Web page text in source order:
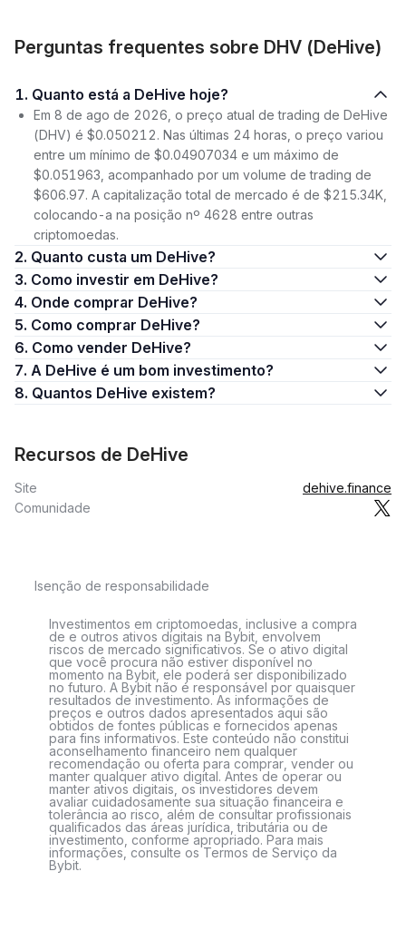
Perguntas frequentes sobre DHV (DeHive)
1. Quanto está a DeHive hoje?
Em 8 de ago de 2026, o preço atual de trading de DeHive
(DHV) é $0.050212. Nas últimas 24 horas, o preço variou
entre um mínimo de $0.04907034 e um máximo de
$0.051963, acompanhado por um volume de trading de
$606.97. A capitalização total de mercado é de $215.34K,
colocando-a na posição nº 4628 entre outras
criptomoedas.
2. Quanto custa um DeHive?
3. Como investir em DeHive?
4. Onde comprar DeHive?
5. Como comprar DeHive?
6. Como vender DeHive?
7. A DeHive é um bom investimento?
8. Quantos DeHive existem?
Recursos de DeHive
Site
dehive.finance
Comunidade
Isenção de responsabilidade
Investimentos em criptomoedas, inclusive a compra
de e outros ativos digitais na Bybit, envolvem
riscos de mercado significativos. Se o ativo digital
que você procura não estiver disponível no
momento na Bybit, ele poderá ser disponibilizado
no futuro. A Bybit não é responsável por quaisquer
resultados de investimento. As informações de
preços e outros dados apresentados aqui são
obtidos de fontes públicas e fornecidos apenas
para fins informativos. Este conteúdo não constitui
aconselhamento financeiro nem qualquer
recomendação ou oferta para comprar, vender ou
manter qualquer ativo digital. Antes de operar ou
manter ativos digitais, os investidores devem
avaliar cuidadosamente sua situação financeira e
tolerância ao risco, além de consultar profissionais
qualificados das áreas jurídica, tributária ou de
investimento, conforme apropriado. Para mais
informações, consulte os Termos de Serviço da
Bybit.